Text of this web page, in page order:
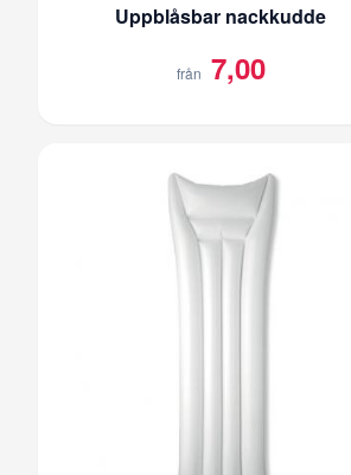
Uppblåsbar nackkudde
från 7,00